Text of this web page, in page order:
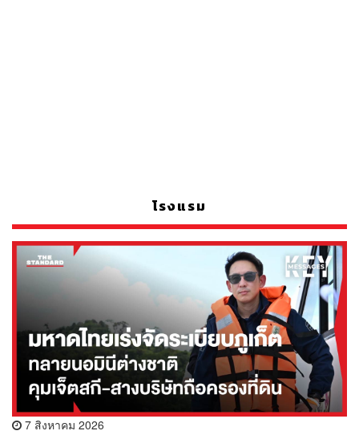
โรงแรม
7 สิงหาคม 2026